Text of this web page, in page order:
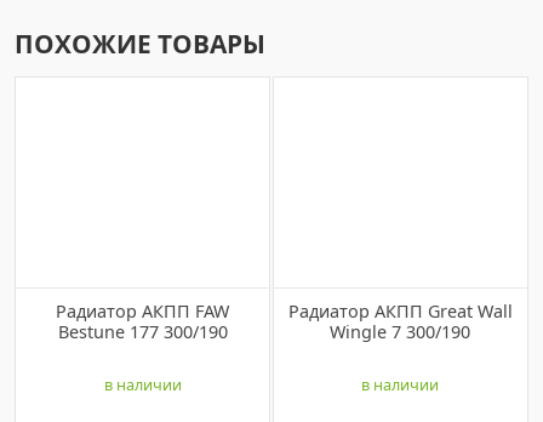
ПОХОЖИЕ ТОВАРЫ
Радиатор АКПП FAW
Bestune 177 300/190
в наличии
Радиатор АКПП Great Wall
Wingle 7 300/190
в наличии